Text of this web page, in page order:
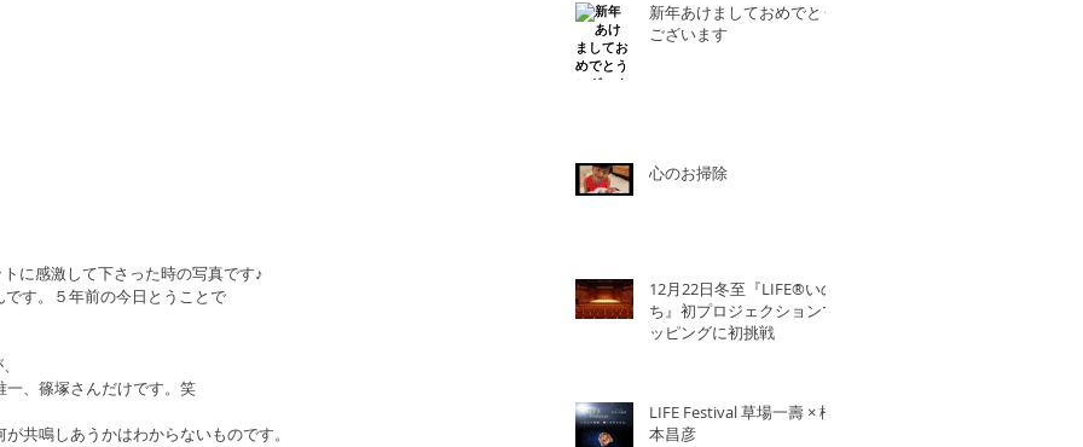
に感激して下さった時の写真です♪
す。５年前の今日とうことで
一、篠塚さんだけです。笑
共鳴しあうかはわからないものです。
新年あけましておめでとう
ございます
心のお掃除
12月22日冬至『LIFE®︎いの
ち』初プロジェクションマ
ッピングに初挑戦
LIFE Festival 草場一壽 × 橋
本昌彦